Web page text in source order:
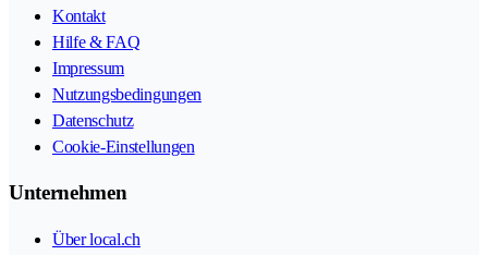
Kontakt
Hilfe & FAQ
Impressum
Nutzungsbedingungen
Datenschutz
Cookie-Einstellungen
Unternehmen
Über local.ch